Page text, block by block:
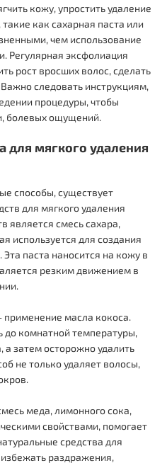
кожу, упростить удаление
как сахарная паста или
чем использование
Регулярная эксфолиация
рост вросших волос, сделать
следовать инструкциям,
процедуры, чтобы
болевых ощущений.
для мягкого удаления
способы, существует
для мягкого удаления
является смесь сахара,
используется для создания
паста наносится на кожу в
резким движением в
применение масла кокоса.
комнатной температуры,
а затем осторожно удалить
не только удаляет волосы,
меда, лимонного сока,
свойствами, помогает
средства для
раздражения,